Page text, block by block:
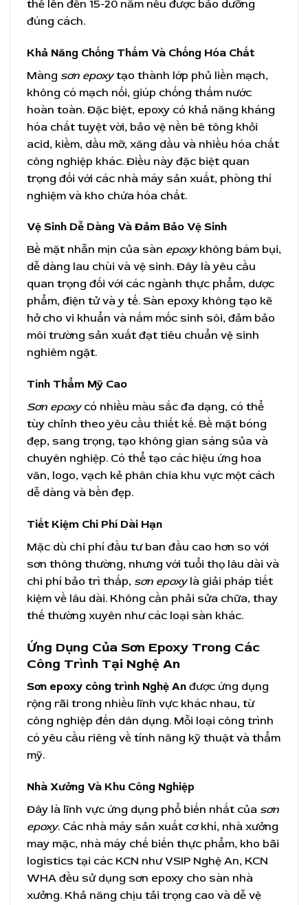
thể lên đến 15-20 năm nếu được bảo dưỡng
đúng cách.
Khả Năng Chống Thấm Và Chống Hóa Chất
Màng sơn epoxytạo thành lớp phủ liền mạch,
không có mạch nối, giúp chống thấm nước
hoàn toàn. Đặc biệt, epoxy có khả năng kháng
hóa chất tuyệt vời, bảo vệ nền bê tông khỏi
acid, kiềm, dầu mỡ, xăng dầu và nhiều hóa chất
công nghiệp khác. Điều này đặc biệt quan
trọng đối với các nhà máy sản xuất, phòng thí
nghiệm và kho chứa hóa chất.
Vệ Sinh Dễ Dàng Và Đảm Bảo Vệ Sinh
Bề mặt nhẵn mịn của sàn epoxykhông bám bụi,
dễ dàng lau chùi và vệ sinh. Đây là yêu cầu
quan trọng đối với các ngành thực phẩm, dược
phẩm, điện tử và y tế. Sàn epoxy không tạo kẽ
hở cho vi khuẩn và nấm mốc sinh sôi, đảm bảo
môi trường sản xuất đạt tiêu chuẩn vệ sinh
nghiêm ngặt.
Tính Thẩm Mỹ Cao
Sơn epoxycó nhiều màu sắc đa dạng, có thể
tùy chỉnh theo yêu cầu thiết kế. Bề mặt bóng
đẹp, sang trọng, tạo không gian sáng sủa và
chuyên nghiệp. Có thể tạo các hiệu ứng hoa
văn, logo, vạch kẻ phân chia khu vực một cách
dễ dàng và bền đẹp.
Tiết Kiệm Chi Phí Dài Hạn
Mặc dù chi phí đầu tư ban đầu cao hơn so với
sơn thông thường, nhưng với tuổi thọ lâu dài và
chi phí bảo trì thấp, sơn epoxylà giải pháp tiết
kiệm về lâu dài. Không cần phải sửa chữa, thay
thế thường xuyên như các loại sàn khác.
Ứng Dụng Của Sơn Epoxy Trong Các
Công Trình Tại Nghệ An
Sơn epoxy công trình Nghệ An được ứng dụng
rộng rãi trong nhiều lĩnh vực khác nhau, từ
công nghiệp đến dân dụng. Mỗi loại công trình
có yêu cầu riêng về tính năng kỹ thuật và thẩm
mỹ.
Nhà Xưởng Và Khu Công Nghiệp
Đây là lĩnh vực ứng dụng phổ biến nhất của sơn
epoxy. Các nhà máy sản xuất cơ khí, nhà xưởng
may mặc, nhà máy chế biến thực phẩm, kho bãi
logistics tại các KCN như VSIP Nghệ An, KCN
WHA đều sử dụng sơn epoxy cho sàn nhà
xưởng. Khả năng chịu tải trọng cao và dễ vệ